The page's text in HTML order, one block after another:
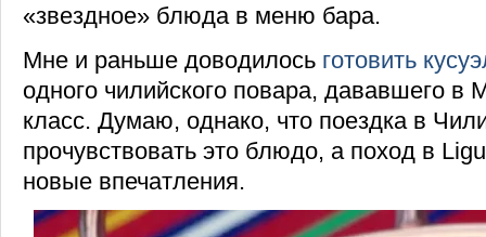
«звездное» блюда в меню бара.
Мне и раньше доводилось готовить
одного чилийского повара, дававшего в
класс. Думаю, однако, что поездка в
прочувствовать это блюдо, а поход в
новые впечатления.